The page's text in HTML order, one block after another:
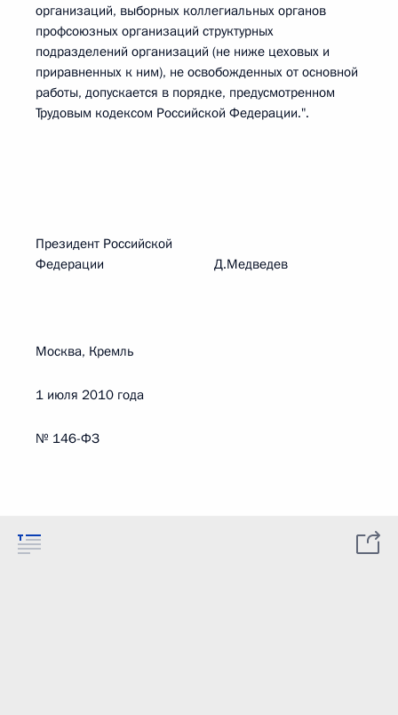
организаций, выборных коллегиальных органов
профсоюзных организаций структурных
подразделений организаций (не ниже цеховых и
приравненных к ним), не освобожденных от основной
работы, допускается в порядке, предусмотренном
Трудовым кодексом Российской Федерации.".
Президент Российской
Федерации Д.Медведев
Москва, Кремль
1 июля 2010 года
№ 146-ФЗ